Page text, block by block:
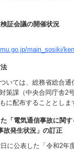
証会議の開催状況
main_sosiki/
いては、総務省総合通
策課（中央合同庁舎2
に配布することとしま
「電気通信事故に関す
故発生状況」の訂正
に公表した「令和2年